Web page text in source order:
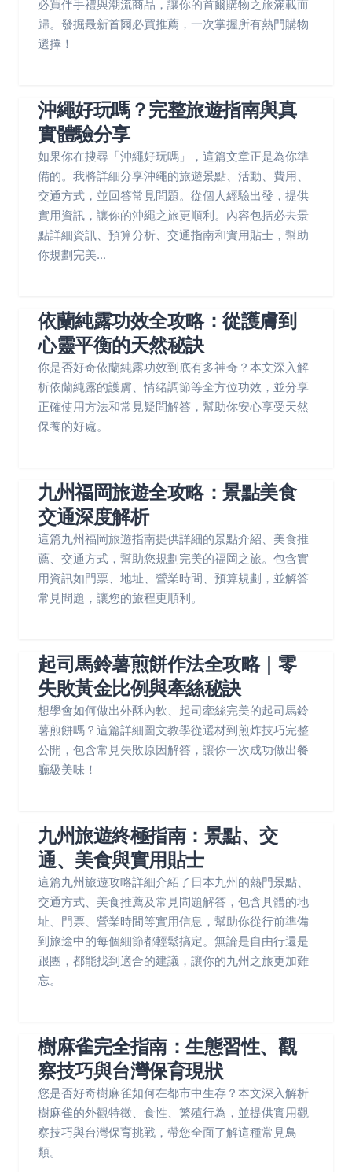
必買伴手禮與潮流商品，讓你的首爾購物之旅滿載而
歸。發掘最新首爾必買推薦，一次掌握所有熱門購物
選擇！
沖繩好玩嗎？完整旅遊指南與真
實體驗分享
如果你在搜尋「沖繩好玩嗎」，這篇文章正是為你準
備的。我將詳細分享沖繩的旅遊景點、活動、費用、
交通方式，並回答常見問題。從個人經驗出發，提供
實用資訊，讓你的沖繩之旅更順利。內容包括必去景
點詳細資訊、預算分析、交通指南和實用貼士，幫助
你規劃完美...
依蘭純露功效全攻略：從護膚到
心靈平衡的天然秘訣
你是否好奇依蘭純露功效到底有多神奇？本文深入解
析依蘭純露的護膚、情緒調節等全方位功效，並分享
正確使用方法和常見疑問解答，幫助你安心享受天然
保養的好處。
九州福岡旅遊全攻略：景點美食
交通深度解析
這篇九州福岡旅遊指南提供詳細的景點介紹、美食推
薦、交通方式，幫助您規劃完美的福岡之旅。包含實
用資訊如門票、地址、營業時間、預算規劃，並解答
常見問題，讓您的旅程更順利。
起司馬鈴薯煎餅作法全攻略｜零
失敗黃金比例與牽絲秘訣
想學會如何做出外酥內軟、起司牽絲完美的起司馬鈴
薯煎餅嗎？這篇詳細圖文教學從選材到煎炸技巧完整
公開，包含常見失敗原因解答，讓你一次成功做出餐
廳級美味！
九州旅遊終極指南：景點、交
通、美食與實用貼士
這篇九州旅遊攻略詳細介紹了日本九州的熱門景點、
交通方式、美食推薦及常見問題解答，包含具體的地
址、門票、營業時間等實用信息，幫助你從行前準備
到旅途中的每個細節都輕鬆搞定。無論是自由行還是
跟團，都能找到適合的建議，讓你的九州之旅更加難
忘。
樹麻雀完全指南：生態習性、觀
察技巧與台灣保育現狀
您是否好奇樹麻雀如何在都市中生存？本文深入解析
樹麻雀的外觀特徵、食性、繁殖行為，並提供實用觀
察技巧與台灣保育挑戰，帶您全面了解這種常見鳥
類。